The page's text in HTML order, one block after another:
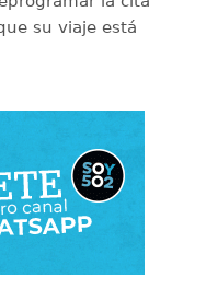
su viaje está